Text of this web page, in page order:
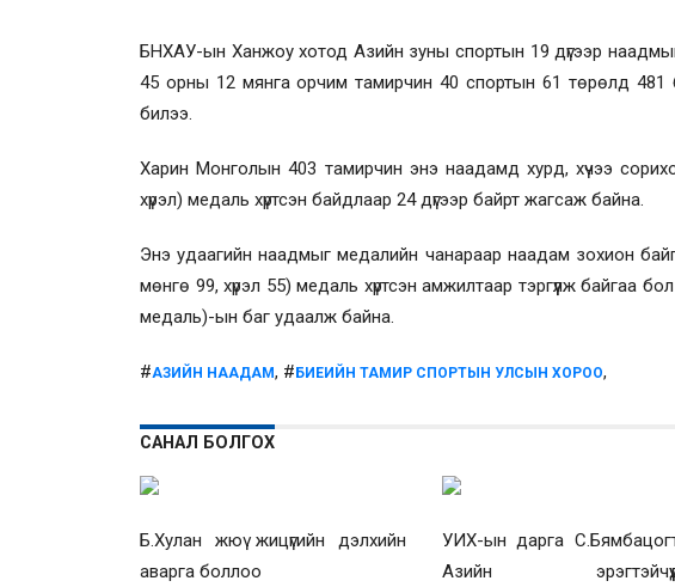
БНХАУ-ын Ханжоу хотод Азийн зуны спортын 19 дүгээр
45 орны 12 мянга орчим тамирчин 40 спортын 61 төрөлд
билээ.
Харин Монголын 403 тамирчин энэ наадамд хурд, хүчээ
хүрэл) медаль хүртсэн байдлаар 24 дүгээр байрт жагсаж байна.
Энэ удаагийн наадмыг медалийн чанараар наадам зохион
мөнгө 99, хүрэл 55) медаль хүртсэн амжилтаар тэргүүлж байгаа
медаль)-ын баг удаалж байна.
#АЗИЙН НААДАМ, #БИЕИЙН ТАМИР СПОРТЫН УЛСЫН ХОРОО,
САНАЛ БОЛГОХ
Б.Хулан жюү жицүгийн дэлхийн
аварга боллоо
УИХ-ын дарга С.Бямбацогт
Азийн